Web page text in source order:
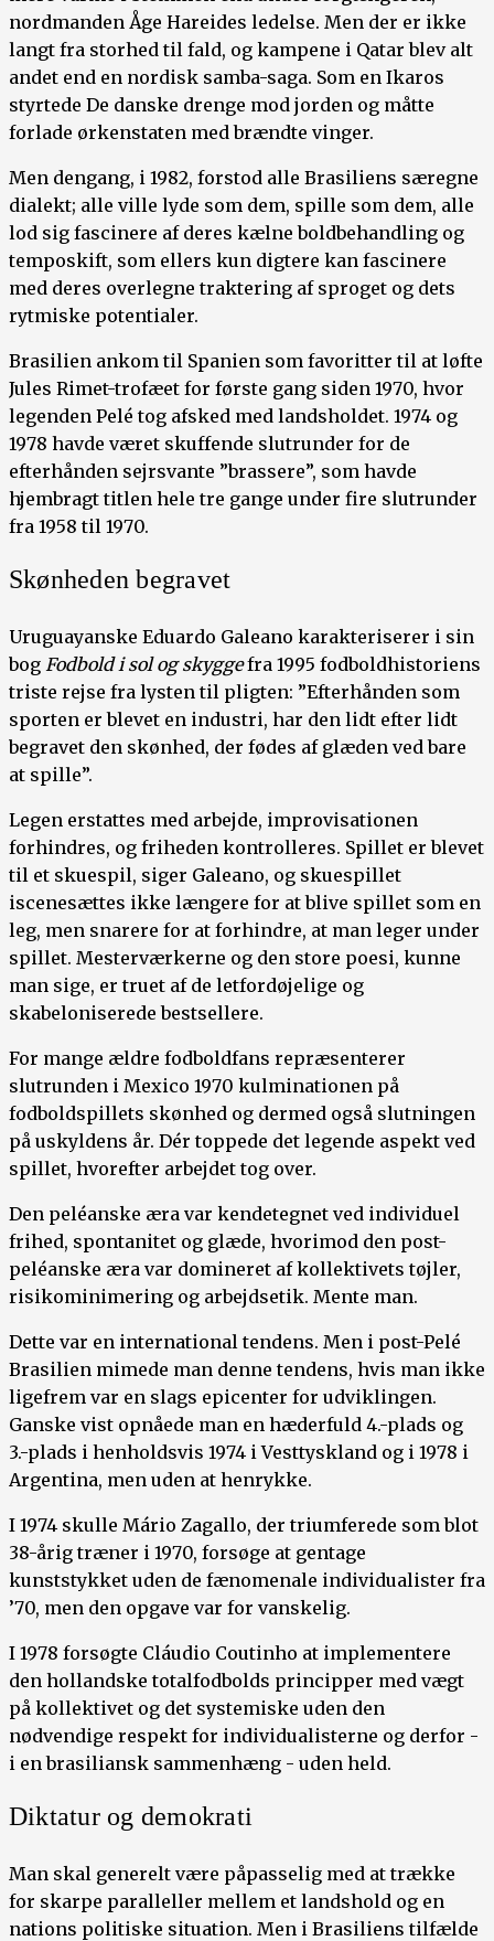
nordmanden Åge Hareides ledelse. Men der er ikke
langt fra storhed til fald, og kampene i Qatar blev alt
andet end en nordisk samba-saga. Som en Ikaros
styrtede De danske drenge mod jorden og måtte
forlade ørkenstaten med brændte vinger.
Men dengang, i 1982, forstod alle Brasiliens særegne
dialekt; alle ville lyde som dem, spille som dem, alle
lod sig fascinere af deres kælne boldbehandling og
temposkift, som ellers kun digtere kan fascinere
med deres overlegne traktering af sproget og dets
rytmiske potentialer.
Brasilien ankom til Spanien som favoritter til at løfte
Jules Rimet-trofæet for første gang siden 1970, hvor
legenden Pelé tog afsked med landsholdet. 1974 og
1978 havde været skuffende slutrunder for de
efterhånden sejrsvante ”brassere”, som havde
hjembragt titlen hele tre gange under fire slutrunder
fra 1958 til 1970.
Skønheden begravet
Uruguayanske Eduardo Galeano karakteriserer i sin
bog Fodbold i sol og skyggefra 1995 fodboldhistoriens
triste rejse fra lysten til pligten: ”Efterhånden som
sporten er blevet en industri, har den lidt efter lidt
begravet den skønhed, der fødes af glæden ved bare
at spille”.
Legen erstattes med arbejde, improvisationen
forhindres, og friheden kontrolleres. Spillet er blevet
til et skuespil, siger Galeano, og skuespillet
iscenesættes ikke længere for at blive spillet som en
leg, men snarere for at forhindre, at man leger under
spillet. Mesterværkerne og den store poesi, kunne
man sige, er truet af de letfordøjelige og
skabeloniserede bestsellere.
For mange ældre fodboldfans repræsenterer
slutrunden i Mexico 1970 kulminationen på
fodboldspillets skønhed og dermed også slutningen
på uskyldens år. Dér toppede det legende aspekt ved
spillet, hvorefter arbejdet tog over.
Den peléanske æra var kendetegnet ved individuel
frihed, spontanitet og glæde, hvorimod den post-
peléanske æra var domineret af kollektivets tøjler,
risikominimering og arbejdsetik. Mente man.
Dette var en international tendens. Men i post-Pelé
Brasilien mimede man denne tendens, hvis man ikke
ligefrem var en slags epicenter for udviklingen.
Ganske vist opnåede man en hæderfuld 4.-plads og
3.-plads i henholdsvis 1974 i Vesttyskland og i 1978 i
Argentina, men uden at henrykke.
I 1974 skulle Mário Zagallo, der triumferede som blot
38-årig træner i 1970, forsøge at gentage
kunststykket uden de fænomenale individualister fra
’70, men den opgave var for vanskelig.
I 1978 forsøgte Cláudio Coutinho at implementere
den hollandske totalfodbolds principper med vægt
på kollektivet og det systemiske uden den
nødvendige respekt for individualisterne og derfor -
i en brasiliansk sammenhæng - uden held.
Diktatur og demokrati
Man skal generelt være påpasselig med at trække
for skarpe paralleller mellem et landshold og en
nations politiske situation. Men i Brasiliens tilfælde